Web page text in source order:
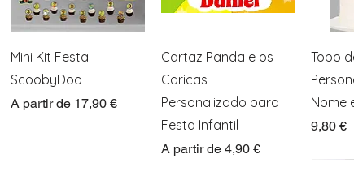
Visualização rápida
Mini Kit Festa
ScoobyDoo
A partir de 17,90 €
Preço promocional
Visualização rápida
Cartaz Panda e os
Caricas
Personalizado para
Festa Infantil
A partir de 4,90 €
Preço promocional
Topo
Nome
Preço
9,80 €